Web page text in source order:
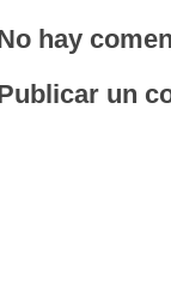
hay
un